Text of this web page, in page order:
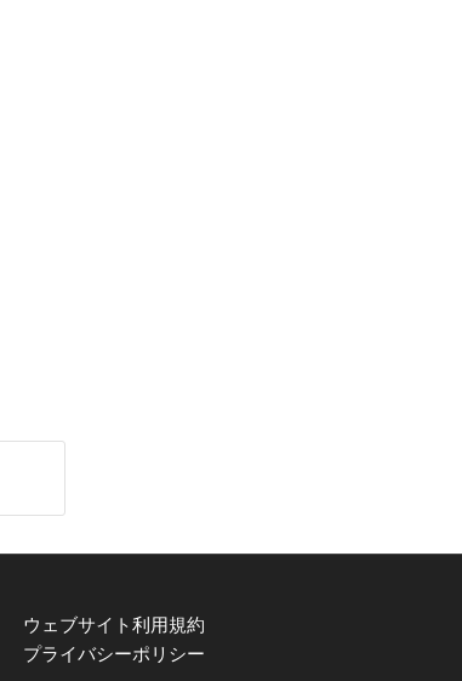
ウェブサイト利用規約
プライバシーポリシー